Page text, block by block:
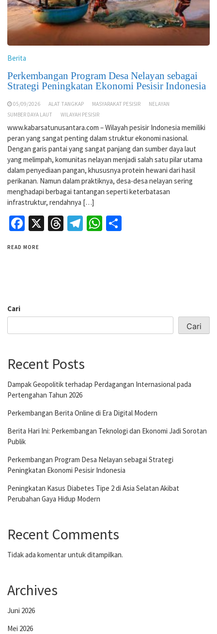
Berita
Perkembangan Program Desa Nelayan sebagai
Strategi Peningkatan Ekonomi Pesisir Indonesia
05/09/2026 ALAT TANGKAP MASYARAKAT PESISIR
NELAYAN
SUMBER DAYA LAUT
WILAYAH PESISIR
www.kabarsatunusantara.com – Wilayah pesisir Indonesia memiliki
peran yang sangat penting dalam struktur ekonomi nasional.
Dengan garis pantai yang sangat panjang dan sumber daya laut
yang melimpah, komunitas nelayan menjadi salah satu pilar utama
dalam penyediaan pangan, khususnya protein hewani dari hasil
perikanan. Namun dalam praktiknya, desa-desa nelayan sering
menghadapi berbagai tantangan seperti keterbatasan
infrastruktur, rendahnya […]
Facebook
X Threads
Telegram
WhatsApp
READ MORE
Cari
Cari
Recent Posts
Dampak Geopolitik terhadap Perdagangan Internasional pada
Pertengahan Tahun 2026
Perkembangan Berita Online di Era Digital Modern
Berita Hari Ini: Perkembangan Teknologi dan Ekonomi Jadi Sorotan
Publik
Perkembangan Program Desa Nelayan sebagai Strategi
Peningkatan Ekonomi Pesisir Indonesia
Peningkatan Kasus Diabetes Tipe 2 di Asia Selatan Akibat
Perubahan Gaya Hidup Modern
Recent Comments
Tidak ada komentar untuk ditampilkan.
Archives
Juni 2026
Mei 2026